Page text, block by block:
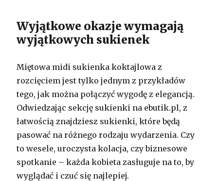
Wyjątkowe okazje wymagają
wyjątkowych sukienek
Miętowa midi sukienka koktajlowa z
rozcięciem jest tylko jednym z przykładów
tego, jak można połączyć wygodę z elegancją.
Odwiedzając sekcję sukienki na ebutik.pl, z
łatwością znajdziesz sukienki, które będą
pasować na różnego rodzaju wydarzenia. Czy
to wesele, uroczysta kolacja, czy biznesowe
spotkanie – każda kobieta zasługuje na to, by
wyglądać i czuć się najlepiej.